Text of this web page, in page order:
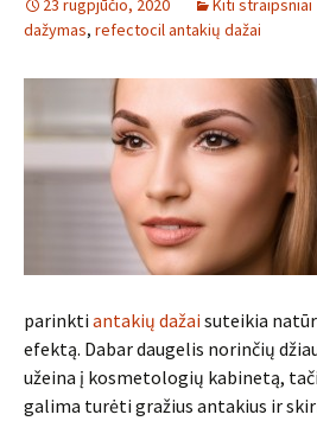
23 rugpjūčio, 2020 Kiti straipsniai
dažymas, refectocil antakių dažai
parinkti antakių dažaisuteikia
efektą. Dabar daugelis norinčių
užeina į kosmetologių kabinetą,
galima turėti gražius antakius ir